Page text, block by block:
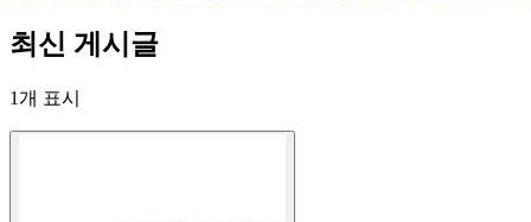
최신 게시글
1개 표시